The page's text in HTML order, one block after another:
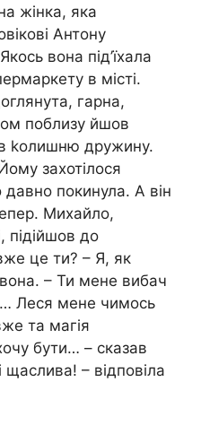
жінка, яка
Антону
вона під’їхала
в місті.
гарна,
поблизу йшов
kолишню дружину.
захотілося
давно покинула. А він
Михайло,
підійшов до
це ти? – Я, як
– Ти мене вибач
Леся мене чимось
та магія
бути… – сказав
щаслива! – відповіла